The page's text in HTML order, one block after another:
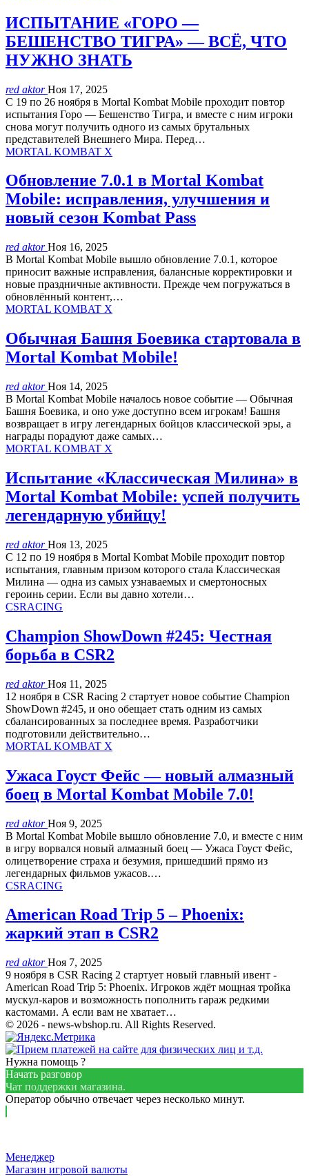
ИСПЫТАНИЕ «ГОРО —
БЕШЕНСТВО ТИГРА» — ВСЁ, ЧТО
НУЖНО ЗНАТЬ
red aktorНоя 17, 2025
С 19 по 26 ноября в Mortal Kombat Mobile проходит повтор
испытания Горо — Бешенство Тигра, и вместе с ним игроки
снова могут получить одного из самых брутальных
представителей Внешнего Мира. Перед…
MORTAL KOMBAT X
Обновление 7.0.1 в Mortal Kombat
Mobile: исправления, улучшения и
новый сезон Kombat Pass
red aktorНоя 16, 2025
В Mortal Kombat Mobile вышло обновление 7.0.1, которое
приносит важные исправления, балансные корректировки и
новые праздничные активности. Прежде чем погружаться в
обновлённый контент,…
MORTAL KOMBAT X
Обычная Башня Боевика стартовала в
Mortal Kombat Mobile!
red aktorНоя 14, 2025
В Mortal Kombat Mobile началось новое событие — Обычная
Башня Боевика, и оно уже доступно всем игрокам! Башня
возвращает в игру легендарных бойцов классической эры, а
награды порадуют даже самых…
MORTAL KOMBAT X
Испытание «Классическая Милина» в
Mortal Kombat Mobile: успей получить
легендарную убийцу!
red aktorНоя 13, 2025
С 12 по 19 ноября в Mortal Kombat Mobile проходит повтор
испытания, главным призом которого стала Классическая
Милина — одна из самых узнаваемых и смертоносных
героинь серии. Если вы давно хотели…
CSRACING
Champion ShowDown #245: Честная
борьба в CSR2
red aktorНоя 11, 2025
12 ноября в CSR Racing 2 стартует новое событие Champion
ShowDown #245, и оно обещает стать одним из самых
сбалансированных за последнее время. Разработчики
подготовили действительно…
MORTAL KOMBAT X
Ужаса Гоуст Фейс — новый алмазный
боец в Mortal Kombat Mobile 7.0!
red aktorНоя 9, 2025
В Mortal Kombat Mobile вышло обновление 7.0, и вместе с ним
в игру ворвался новый алмазный боец — Ужаса Гоуст Фейс,
олицетворение страха и безумия, пришедший прямо из
легендарных фильмов ужасов.…
CSRACING
American Road Trip 5 – Phoenix:
жаркий этап в CSR2
red aktorНоя 7, 2025
9 ноября в CSR Racing 2 стартует новый главный ивент -
American Road Trip 5: Phoenix. Игроков ждёт мощная тройка
мускул-каров и возможность пополнить гараж редкими
кастомами. А если вам не хватает…
© 2026 - news-wbshop.ru. All Rights Reserved.
Нужна помощь ?
Начать разговор
Чат поддержки магазина.
Оператор обычно отвечает через несколько минут.
Менеджер
Магазин игровой валюты